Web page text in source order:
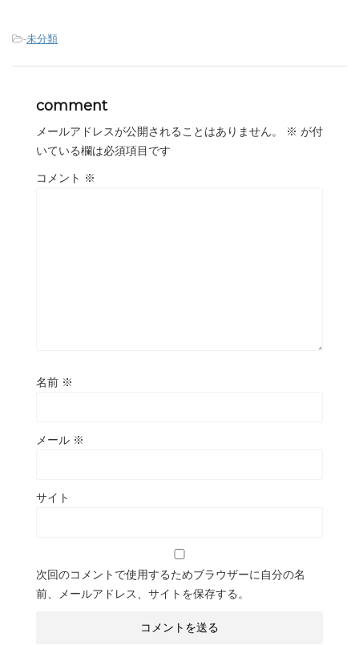
-未分類
comment
メールアドレスが公開されることはありません。 ※ が付
いている欄は必須項目です
コメント ※
名前 ※
メール ※
サイト
次回のコメントで使用するためブラウザーに自分の名
前、メールアドレス、サイトを保存する。